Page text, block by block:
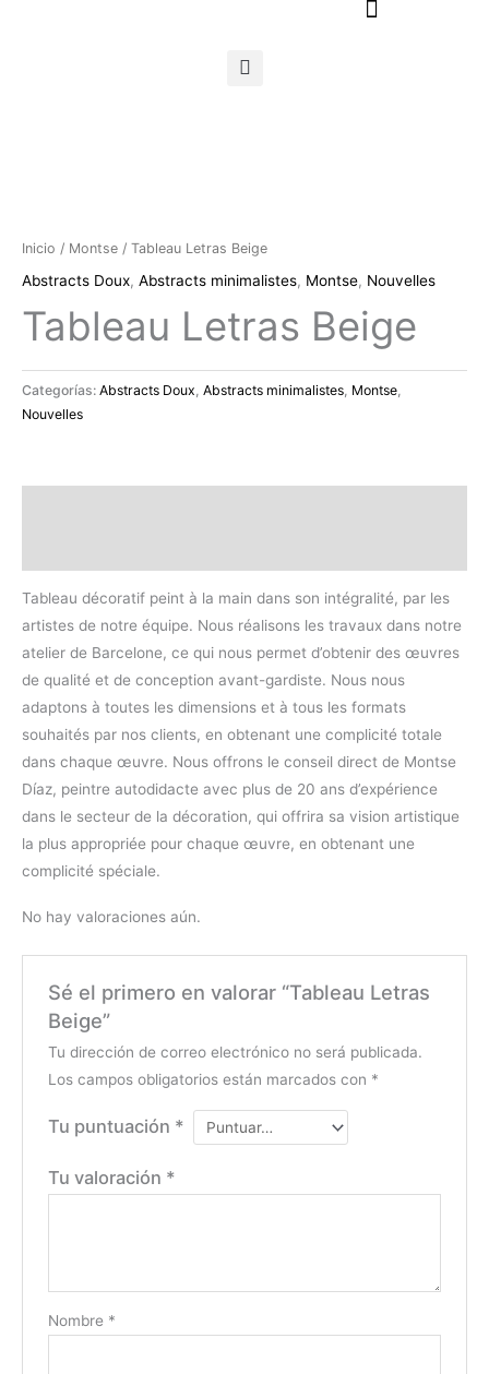
Inicio / Montse / Tableau Letras Beige
Abstracts Doux, Abstracts minimalistes, Montse, Nouvelles
Tableau Letras Beige
Categorías: Abstracts Doux Abstracts minimalistes Montse
Nouvelles
Tableau décoratif peint à la main dans son intégralité, par les
artistes de notre équipe. Nous réalisons les travaux dans notre
atelier de Barcelone, ce qui nous permet d’obtenir des œuvres
de qualité et de conception avant-gardiste. Nous nous
adaptons à toutes les dimensions et à tous les formats
souhaités par nos clients, en obtenant une complicité totale
dans chaque œuvre. Nous offrons le conseil direct de Montse
Díaz, peintre autodidacte avec plus de 20 ans d’expérience
dans le secteur de la décoration, qui offrira sa vision artistique
la plus appropriée pour chaque œuvre, en obtenant une
complicité spéciale.
No hay valoraciones aún.
Sé el primero en valorar “Tableau Letras
Beige”
Tu dirección de correo electrónico no será publicada.
Los campos obligatorios están marcados con *
Tu puntuación *
Tu valoración *
Nombre *